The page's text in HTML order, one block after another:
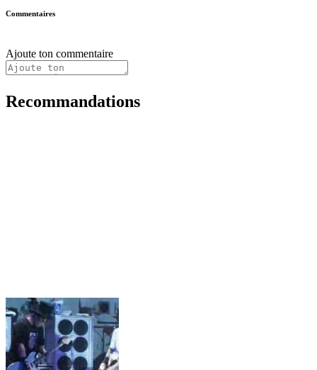
Commentaires
Ajoute ton commentaire
Recommandations